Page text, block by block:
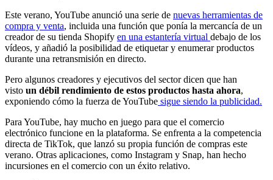
Este verano, YouTube anunció una serie de nuevas herramientas de
compra y venta, incluida una función que ponía la mercancía de un
creador de su tienda Shopify en una estantería virtual debajo de los
vídeos, y añadió la posibilidad de etiquetar y enumerar productos
durante una retransmisión en directo.
Pero algunos creadores y ejecutivos del sector dicen que han
visto un débil rendimiento de estos productos hasta ahora,
exponiendo cómo la fuerza de YouTube sigue siendo la publicidad.
Para YouTube, hay mucho en juego para que el comercio
electrónico funcione en la plataforma. Se enfrenta a la competencia
directa de TikTok, que lanzó su propia función de compras este
verano. Otras aplicaciones, como Instagram y Snap, han hecho
incursiones en el comercio con un éxito relativo.